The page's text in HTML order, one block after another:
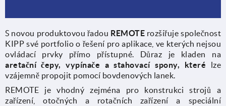
S novou produktovou řadou REMOTE rozšiřuje společnost
KIPP své portfolio o řešení pro aplikace, ve kterých nejsou
ovládací prvky přímo přístupné. Důraz je kladen na
aretační čepy, vypínače a stahovací spony, které lze
vzájemně propojit pomocí bovdenových lanek.
REMOTE je vhodný zejména pro konstrukci strojů a
zařízení, otočných a rotačních zařízení a speciální